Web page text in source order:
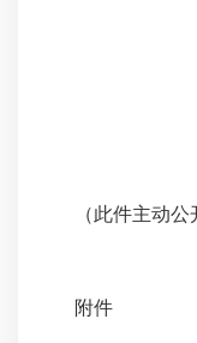
（此件主动公
附件